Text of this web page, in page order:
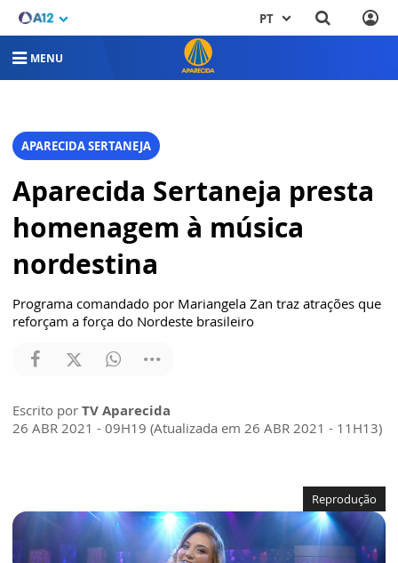
PT
MENU
APARECIDA SERTANEJA
Aparecida Sertaneja presta
homenagem à música
nordestina
Programa comandado por Mariangela Zan traz atrações que
reforçam a força do Nordeste brasileiro
Escrito por TV Aparecida
26 ABR 2021 - 09H19 (Atualizada em 26 ABR 2021 - 11H13)
Reprodução